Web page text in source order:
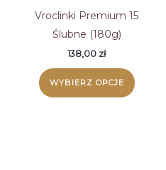
Vroclinki Premium 15
Ślubne (180g)
138,00 zł
WYBIERZ OPCJE